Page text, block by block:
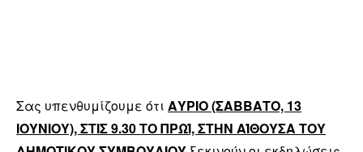
Σας υπενθυμίζουμε ότι ΑΥΡΙΟ (ΣΑΒΒΑΤΟ, 13
ΙΟΥΝΙΟΥ), ΣΤΙΣ 9.30 ΤΟ ΠΡΩΊ, ΣΤΗΝ ΑΊΘΟΥΣΑ ΤΟΥ